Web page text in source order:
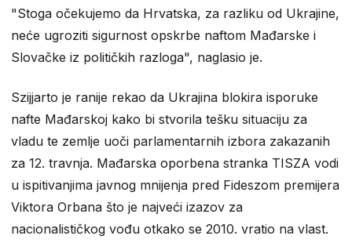
"Stoga očekujemo da Hrvatska, za razliku od Ukrajine,
neće ugroziti sigurnost opskrbe naftom Mađarske i
Slovačke iz političkih razloga", naglasio je.
Szijjarto je ranije rekao da Ukrajina blokira isporuke
nafte Mađarskoj kako bi stvorila tešku situaciju za
vladu te zemlje uoči parlamentarnih izbora zakazanih
za 12. travnja. Mađarska oporbena stranka TISZA vodi
u ispitivanjima javnog mnijenja pred Fideszom premijera
Viktora Orbana što je najveći izazov za
nacionalističkog vođu otkako se 2010. vratio na vlast.